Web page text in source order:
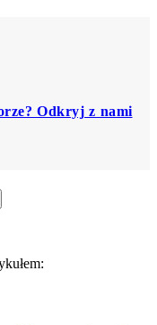
Odkryj z nami